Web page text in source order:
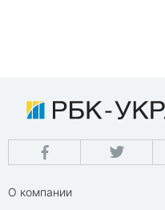
О компании